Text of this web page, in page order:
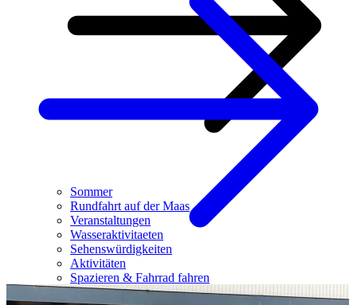
Sommer
Rundfahrt auf der Maas
Veranstaltungen
Wasseraktivitaeten
Sehenswürdigkeiten
Aktivitäten
Spazieren & Fahrrad fahren
Nationalpark de Meinweg